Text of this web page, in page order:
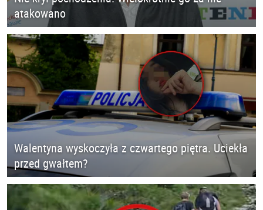
atakowano
Walentyna wyskoczyła z czwartego piętra. Uciekła
przed gwałtem?